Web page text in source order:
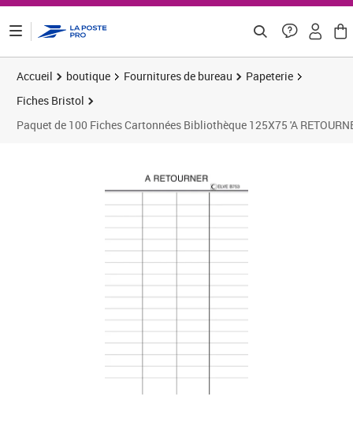
Accueil boutique Fournitures de bureau
Papeterie
Fiches Bristol
Paquet de 100 Fiches Cartonnées Bibliothèque 125X75 'A